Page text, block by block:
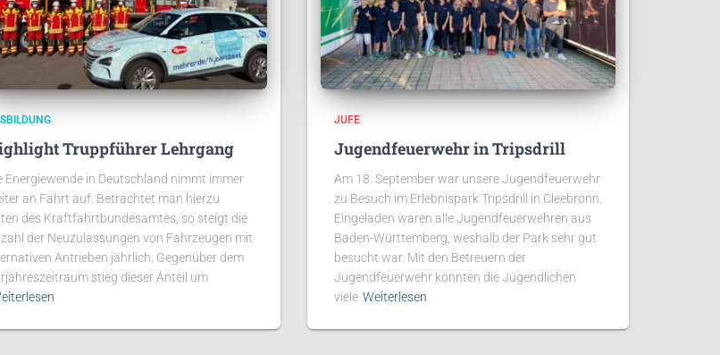
Truppführer Lehrgang
Energiewende in Deutschland nimmt immer
an Fahrt auf. Betrachtet man hierzu
des Kraftfahrtbundesamtes, so steigt die
der Neuzulassungen von Fahrzeugen mit
Antrieben jährlich. Gegenüber dem
stieg dieser Anteil um
JUFE
Jugendfeuerwehr in Tripsdrill
Am 18. September war unsere Jugendfeuerwehr
zu Besuch im Erlebnispark Tripsdrill in Cleebronn.
Eingeladen waren alle Jugendfeuerwehren aus
Baden-Württemberg, weshalb der Park sehr gut
besucht war. Mit den Betreuern der
Jugendfeuerwehr konnten die Jugendlichen
viele Weiterlesen